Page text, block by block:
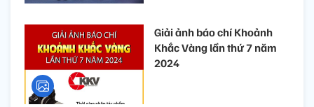
Giải ảnh báo chí Khoảnh
Khắc Vàng lần thứ 7 năm
2024